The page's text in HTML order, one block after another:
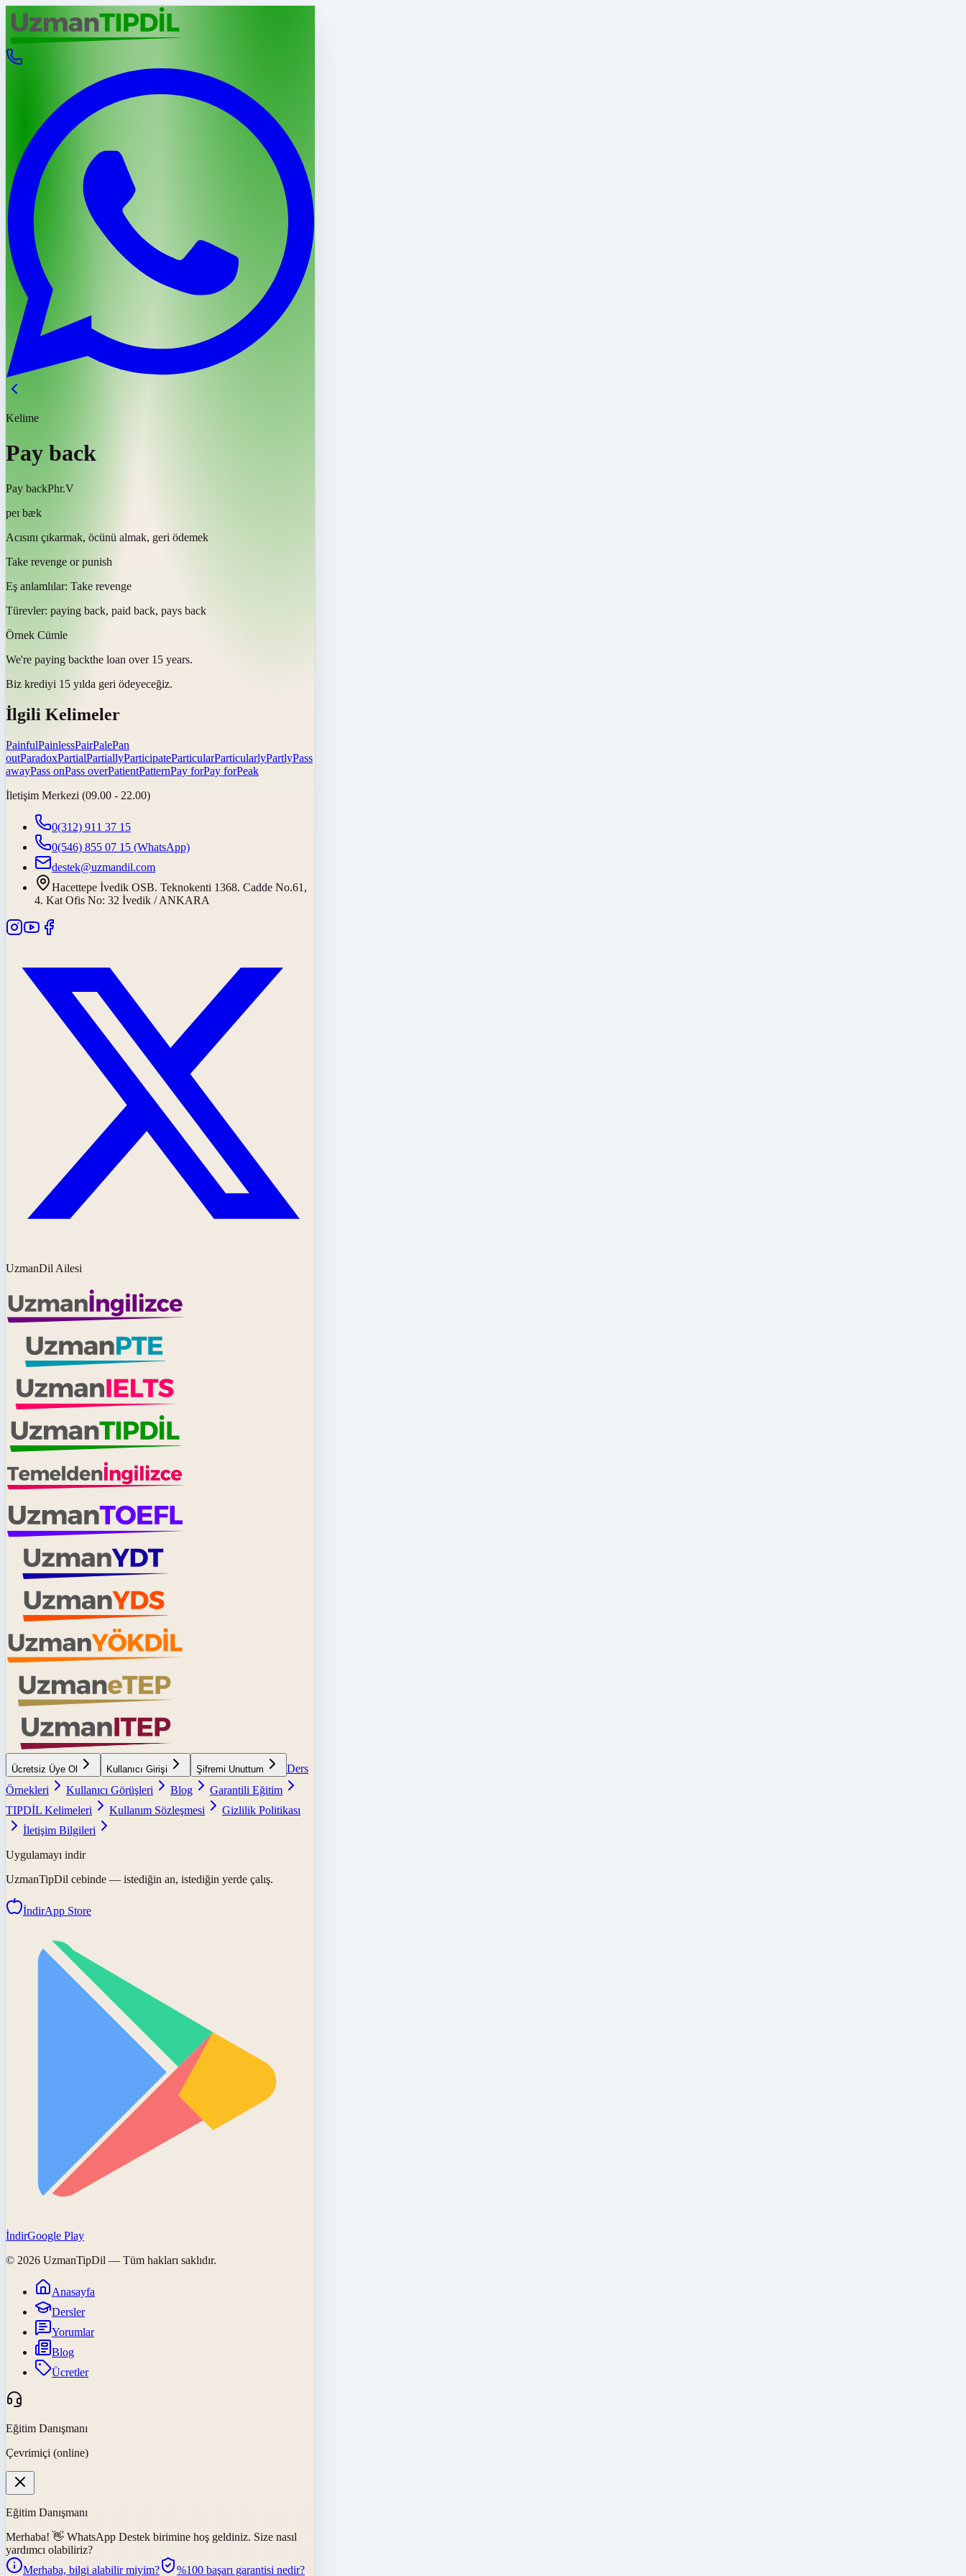
Kelime
Pay back
Pay backPhr.V
peɪ bæk
Acısını çıkarmak, öcünü almak, geri ödemek
Take revenge or punish
Eş anlamlılar: Take revenge
Türevler: paying back, paid back, pays back
Örnek Cümle
We're paying backthe loan over 15 years.
Biz krediyi 15 yılda geri ödeyeceğiz.
İlgili Kelimeler
PainfulPainlessPairPalePan
outParadoxPartialPartiallyParticipateParticularParticularlyPartlyPass
awayPass onPass overPatientPatternPay forPay forPeak
İletişim Merkezi (09.00 - 22.00)
0(312) 911 37 15
0(546) 855 07 15 (WhatsApp)
destek@uzmandil.com
Hacettepe İvedik OSB. Teknokenti 1368. Cadde No.61,
4. Kat Ofis No: 32 İvedik / ANKARA
UzmanDil Ailesi
Ücretsiz Üye Ol Kullanıcı Girişi Şifremi Unuttum
Ders
Örnekleri
Kullanıcı Görüşleri Blog
Garantili Eğitim
TIPDİL Kelimeleri
Kullanım Sözleşmesi
Gizlilik Politikası
İletişim Bilgileri
Uygulamayı indir
UzmanTipDil cebinde — istediğin an, istediğin yerde çalış.
İndirApp Store
İndirGoogle Play
© 2026 UzmanTipDil — Tüm hakları saklıdır.
Anasayfa
Dersler
Yorumlar
Blog
Ücretler
Eğitim Danışmanı
Çevrimiçi (online)
Eğitim Danışmanı
Merhaba! 👋 WhatsApp Destek birimine hoş geldiniz. Size nasıl
yardımcı olabiliriz?
Merhaba, bilgi alabilir miyim?
%100 başarı garantisi nedir?